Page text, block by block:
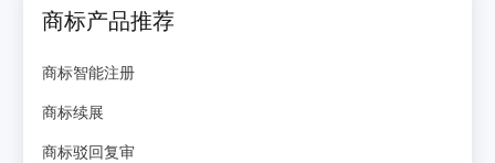
商标产品推荐
商标智能注册
商标续展
商标驳回复审